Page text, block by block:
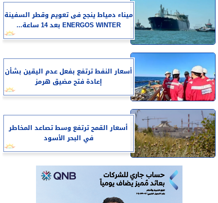
​ميناء دمياط ينجح فى تعويم وقطر السفينة
ENERGOS WINTER بعد 14 ساعة...
أسعار النفط ترتفع بفعل عدم اليقين بشأن
إعادة فتح مضيق هرمز
أسعار القمح ترتفع وسط تصاعد المخاطر
في البحر الأسود